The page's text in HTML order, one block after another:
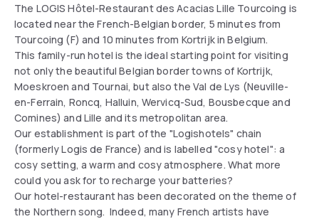
The LOGIS Hôtel-Restaurant des Acacias Lille Tourcoing is
located near the French-Belgian border, 5 minutes from
Tourcoing (F) and 10 minutes from Kortrijk in Belgium.
This family-run hotel is the ideal starting point for visiting
not only the beautiful Belgian border towns of Kortrijk,
Moeskroen and Tournai, but also the Val de Lys (Neuville-
en-Ferrain, Roncq, Halluin, Wervicq-Sud, Bousbecque and
Comines) and Lille and its metropolitan area.
Our establishment is part of the "Logishotels" chain
(formerly Logis de France) and is labelled "cosy hotel": a
cosy setting, a warm and cosy atmosphere. What more
could you ask for to recharge your batteries?
Our hotel-restaurant has been decorated on the theme of
the Northern song. Indeed, many French artists have